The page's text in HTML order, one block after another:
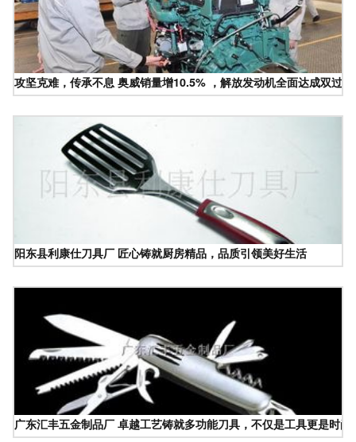
攻坚克难，传承不息 奥威销量增10.5% ，解放发动机全面达成双过
阳东县利康仕刀具厂 匠心铸就厨房精品，品质引领美好生活
广东汇丰五金制品厂 卓越工艺铸就多功能刀具，不仅是工具更是时尚